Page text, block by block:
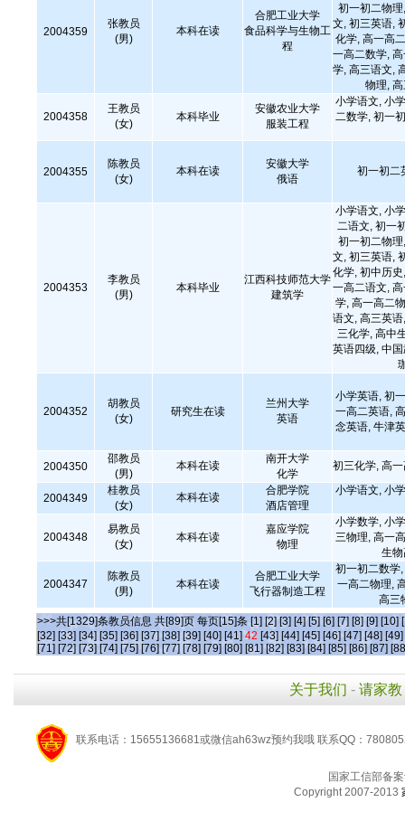
2004359
张教员
(男)
本科在读
合肥工业大学
食品科学与生物工
程
初一初二物
文, 初三英语,
化学, 高一高
一高二数学,
学, 高三语文,
物理,
2004358
王教员
(女)
本科毕业
安徽农业大学
服装工程
小学语文, 小
二数学, 初一
2004355
陈教员
(女)
本科在读
安徽大学
俄语
初一初二
2004353
李教员
(男)
本科毕业
江西科技师范大学
建筑学
小学语文, 小
二语文, 初一
初一初二物
文, 初三英语,
化学, 初中历
一高二语文,
学, 高一高二
语文, 高三英
三化学, 高中
英语四级, 中
2004352
胡教员
(女)
研究生在读
兰州大学
英语
小学英语, 初
一高二英语,
念英语, 牛津
2004350
邵教员
(男)
本科在读
南开大学
化学
初三化学, 高
2004349
桂教员
(女)
本科在读
合肥学院
酒店管理
小学语文, 小
2004348
易教员
(女)
本科在读
嘉应学院
物理
小学数学, 小
三物理, 高一
生
2004347
陈教员
(男)
本科在读
合肥工业大学
飞行器制造工程
初一初二数学
一高二物理,
高三
>>>共[1329]条教员信息 共[89]页 每页[15]条 [1] [2] [3] [4] [5] [6] [7] [8] [9] [10]
[32] [33] [34] [35] [36] [37] [38] [39] [40] [41] 42 [43] [44] [45] [46] [47] [48] [49]
[71] [72] [73] [74] [75] [76] [77] [78] [79] [80] [81] [82] [83] [84] [85] [86] [87]
关于我们 - 请家教
联系电话：15655136681或微信ah63wz预约我哦 联系QQ：
国家工信部备
Copyright 2007-2013